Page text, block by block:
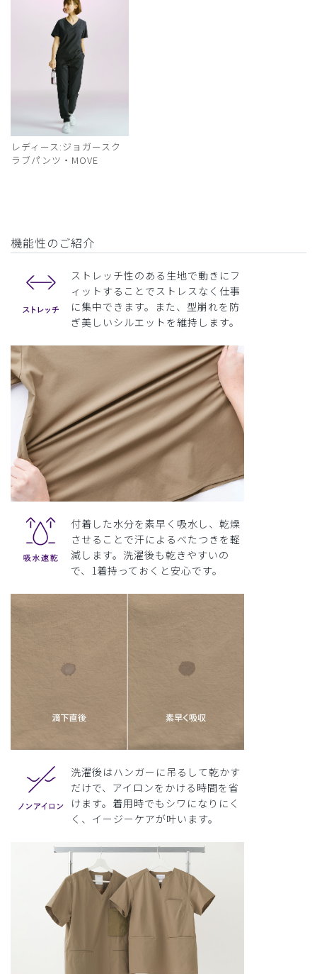
レディース:ジョガースク
ラブパンツ・MOVE
機能性のご紹介
ストレッチ性のある生地で動きにフ
ィットすることでストレスなく仕事
に集中できます。また、型崩れを防
ぎ美しいシルエットを維持します。
付着した水分を素早く吸水し、乾燥
させることで汗によるべたつきを軽
減します。洗濯後も乾きやすいの
で、1着持っておくと安心です。
洗濯後はハンガーに吊るして乾かす
だけで、アイロンをかける時間を省
けます。着用時でもシワになりにく
く、イージーケアが叶います。